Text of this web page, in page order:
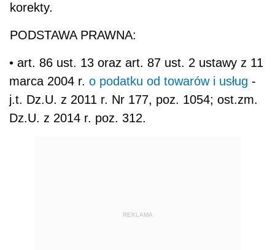
korekty.
PODSTAWA PRAWNA:
• art. 86 ust. 13 oraz art. 87 ust. 2 ustawy z 11
marca 2004 r. o podatku od towarów i usług -
j.t. Dz.U. z 2011 r. Nr 177, poz. 1054; ost.zm.
Dz.U. z 2014 r. poz. 312.
REKLAMA